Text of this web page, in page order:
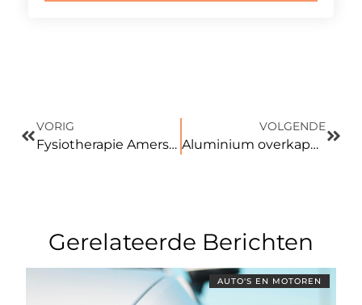
VORIG
Fysiotherapie Amersfoort: gericht werken aan herstel en beweging
VOLGENDE
Aluminium overkapping met shutters voor meer comfort buiten
Gerelateerde Berichten
AUTO'S EN MOTOREN